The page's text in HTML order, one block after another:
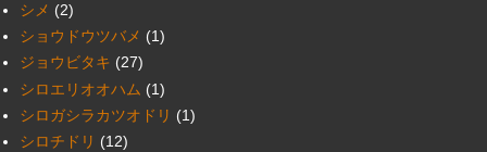
シメ (2)
ショウドウツバメ (1)
ジョウビタキ (27)
シロエリオオハム (1)
シロガシラカツオドリ (1)
シロチドリ (12)